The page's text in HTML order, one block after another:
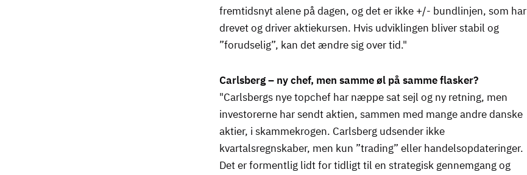
fremtidsnyt alene på dagen, og det er ikke +/- bundlinjen, som har
drevet og driver aktiekursen. Hvis udviklingen bliver stabil og
”forudselig”, kan det ændre sig over tid."
Carlsberg – ny chef, men samme øl på samme flasker?
"Carlsbergs nye topchef har næppe sat sejl og ny retning, men
investorerne har sendt aktien, sammen med mange andre danske
aktier, i skammekrogen. Carlsberg udsender ikke
kvartalsregnskaber, men kun ”trading” eller handelsopdateringer.
Det er formentlig lidt for tidligt til en strategisk gennemgang og